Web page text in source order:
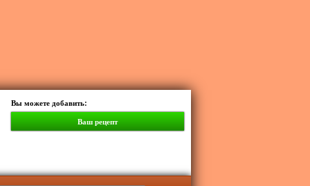
Вы можете добавить:
Ваш рецепт